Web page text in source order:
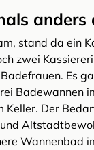
anders
stand da ein
zwei
Es
Badewannen
Keller. Der
Wannenbad